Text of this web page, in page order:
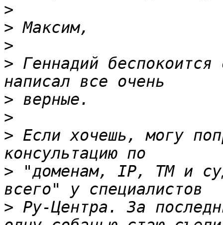
>
>
>
> Геннадий
>
>
> Если хочешь, могу
> "доменам, IP, ТМ и
> Ру-Центра. За